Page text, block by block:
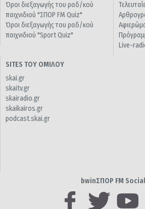
Όροι διεξαγωγής του ραδ/κού
παιχνιδιού "ΣΠΟΡ FM Quiz"
Όροι διεξαγωγής του ραδ/κού
παιχνιδιού "Sport Quiz"
Live-
SITES ΤΟΥ ΟΜΙΛΟΥ
skai.gr
skaitv.gr
skairadio.gr
skaikairos.gr
podcast.skai.gr
bwinΣΠΟΡ FM Social